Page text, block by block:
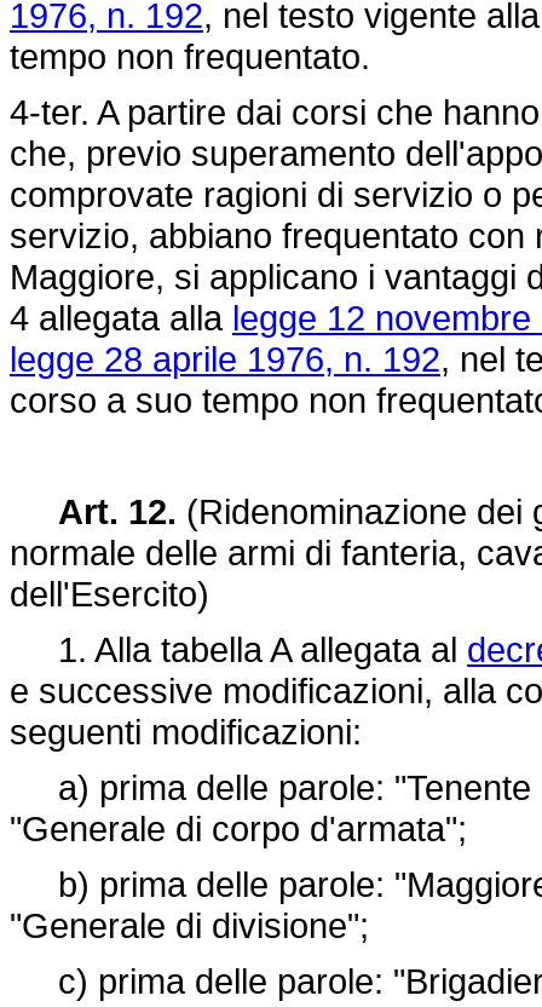
1976, n. 192, nel testo vigente
tempo non frequentato.
4-ter. A partire dai corsi che
che, previo superamento
comprovate ragioni di servizio o
servizio, abbiano frequentato
Maggiore, si applicano i vantaggi
4 allegata alla legge 12
legge 28 aprile 1976, n. 192, nel
corso a suo tempo non
Art. 12. (Ridenominazione dei
normale delle armi di fanteria,
dell'Esercito)
1. Alla tabella A allegata al
e successive modificazioni, alla
seguenti modificazioni:
a) prima delle parole: "Tenente
"Generale di corpo d'armata";
b) prima delle parole:
"Generale di divisione";
c) prima delle parole: